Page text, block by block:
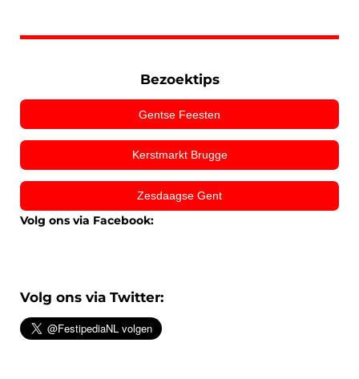
Bezoektips
Gentse Feesten
Kerstmarkt Brugge
Zesdaagse Gent
Volg ons via Facebook:
Volg ons via Twitter: